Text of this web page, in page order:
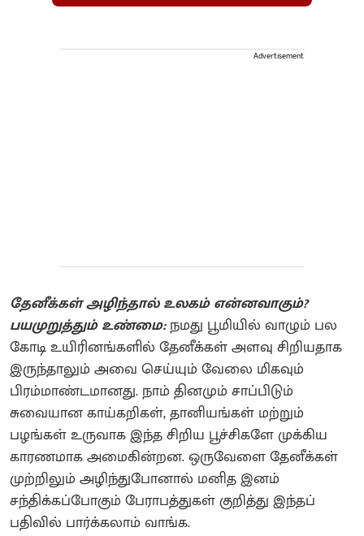
Advertisement
தேனீக்கள் அழிந்தால் உலகம் என்னவாகும்?
பயமுறுத்தும் உண்மை:நமது பூமியில் வாழும் பல
கோடி உயிரினங்களில் தேனீக்கள் அளவு சிறியதாக
இருந்தாலும் அவை செய்யும் வேலை மிகவும்
பிரம்மாண்டமானது. நாம் தினமும் சாப்பிடும்
சுவையான காய்கறிகள், தானியங்கள் மற்றும்
பழங்கள் உருவாக இந்த சிறிய பூச்சிகளே முக்கிய
காரணமாக அமைகின்றன. ஒருவேளை தேனீக்கள்
முற்றிலும் அழிந்துபோனால் மனித இனம்
சந்திக்கப்போகும் பேராபத்துகள் குறித்து இந்தப்
பதிவில் பார்க்கலாம் வாங்க.